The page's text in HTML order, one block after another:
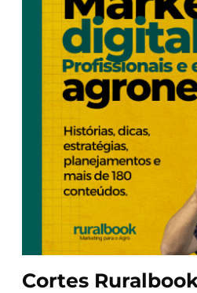
Cortes